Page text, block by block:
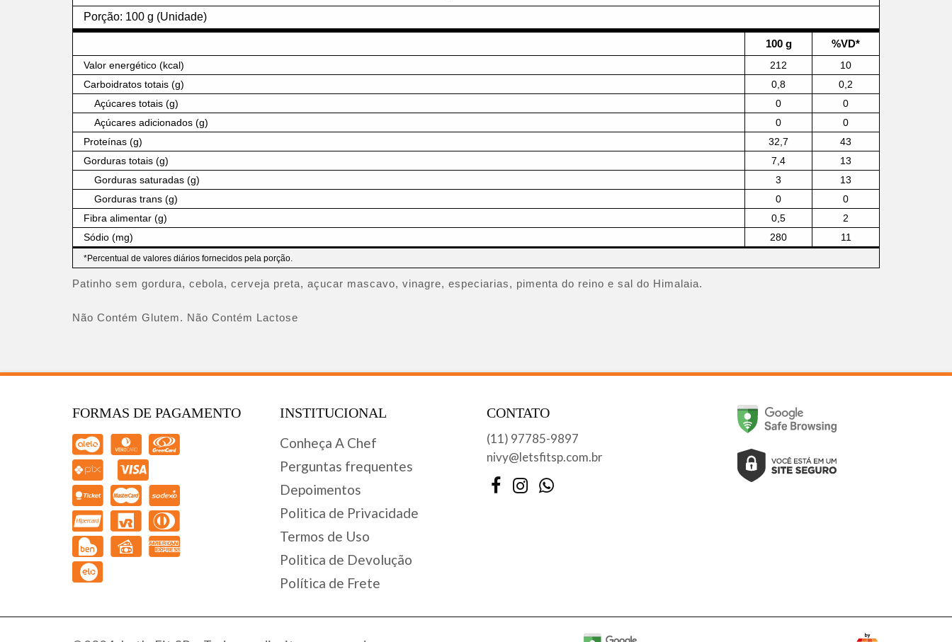
Porção: 100 g (Unidade)
100 g %VD*
Valor energético (kcal) 212
10
Carboidratos totais (g)
0,8
0,2
Açúcares totais (g)
0
0
Açúcares adicionados (g)
0
0
Proteínas (g)
32,7
43
Gorduras totais (g)
7,4
13
Gorduras saturadas (g)
3
13
Gorduras trans (g)
0
0
Fibra alimentar (g)
0,5
2
Sódio (mg)
280 11
*Percentual de valores diários fornecidos pela porção.
Patinho sem gordura, cebola, cerveja preta, açucar mascavo, vinagre, especiarias, pimenta do reino e sal do Himalaia.
Não Contém Glutem. Não Contém Lactose
FORMAS DE PAGAMENTO INSTITUCIONAL
Conheça A Chef
Perguntas frequentes
Depoimentos
Politica de Privacidade
Termos de Uso
Politica de Devolução
Política de Frete
CONTATO
(11) 97785-9897
nivy@letsfitsp.com.br
FacebookInstagramWhatsApp